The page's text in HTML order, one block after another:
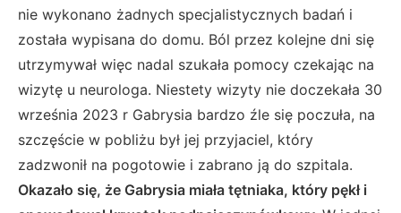
nie wykonano żadnych specjalistycznych badań i
została wypisana do domu. Ból przez kolejne dni się
utrzymywał więc nadal szukała pomocy czekając na
wizytę u neurologa. Niestety wizyty nie doczekała 30
września 2023 r Gabrysia bardzo źle się poczuła, na
szczęście w pobliżu był jej przyjaciel, który
zadzwonił na pogotowie i zabrano ją do szpitala.
Okazało się, że Gabrysia miała tętniaka, który pękł i